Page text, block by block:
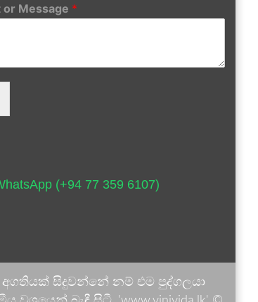
or Message *
(+94 77 359 6107)
සිදුවන්නේ නම් එම පුද්ගලයා